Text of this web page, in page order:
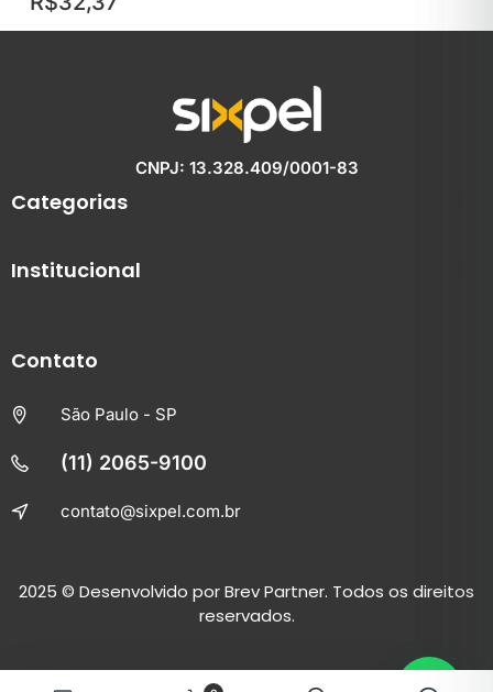
CNPJ: 13.328.409/0001-83
Categorias
Institucional
Contato
São Paulo - SP
(11) 2065-9100
contato@sixpel.com.br
2025 © Desenvolvido porBrev Partner. Todos os direitos
reservados.